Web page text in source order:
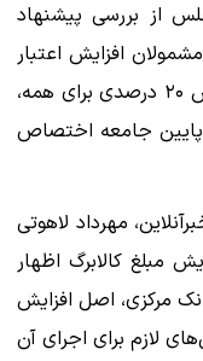
از بررسی پیشنهاد
افزایش اعتبار
کالابرگ خبر داد و اعلام کرد به‌جای افزایش ۲۰ درصدی برای همه،
جامعه اختصاص
مهرداد لاهوتی
مبلغ کالابرگ اظهار
مرکزی، اصل افزایش
لازم برای اجرای آن